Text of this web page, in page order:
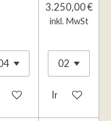
den Warenkorb
3.250,00 €
inkl. MwSt
In den